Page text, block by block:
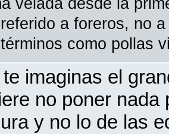
velada desde la
a foreros, no
como pollas
imaginas el
no poner
y no lo de las